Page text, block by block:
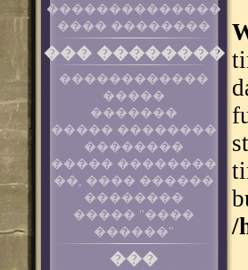
/
��������������
���� ��������
��� ��������
������������
�����
�������
����� ��������
��������
����� ��������
��, ���� ������
��������
����� "����
������"
���